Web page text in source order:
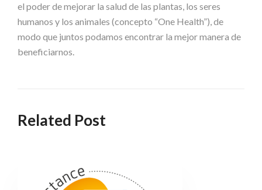
el poderdemejorar la salud de las plantas, los seres
humanos y los animales (concepto “One Health”), de
modo que juntos podamos encontrar la mejor manera de
beneficiarnos.
Related Post